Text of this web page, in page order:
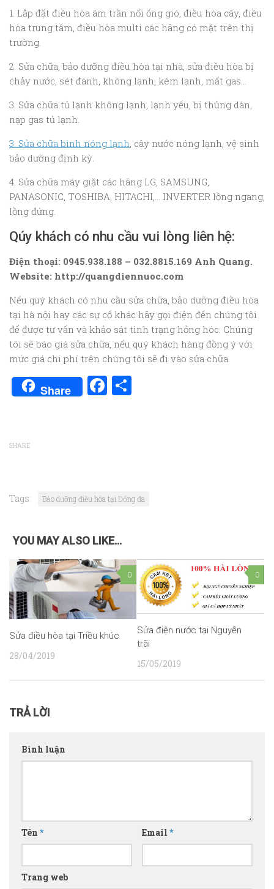
1. Lắp đặt điều hòa âm trần nối ống gió, điều hòa cây, điều
hòa trung tâm, điều hòa multi các hãng có mặt trên thị
trường.
2. Sửa chữa, bảo dưỡng điều hòa tại nhà, sửa điều hòa bị
chảy nước, sét đánh, không lạnh, kém lạnh, mất gas…
3. Sửa chữa tủ lạnh không lạnh, lạnh yếu, bị thủng dàn,
nạp gas tủ lạnh.
3. Sửa chữa bình nóng lạnh, cây nước nóng lạnh, vệ sinh
bảo dưỡng định kỳ.
4. Sửa chữa máy giặt các hãng LG, SAMSUNG,
PANASONIC, TOSHIBA, HITACHI,… INVERTER lồng ngang,
lồng đứng.
Qúy khách có nhu cầu vui lòng liên hệ:
Điện thoại: 0945.938.188 – 032.8815.169 Anh Quang.
Website: http://quangdiennuoc.com
Nếu quý khách có nhu cầu sửa chữa, bảo dưỡng điều hòa
tại hà nội hay các sự cố khác hãy gọi điện đến chúng tôi
để được tư vấn và khảo sát tình trạng hỏng hóc. Chúng
tôi sẽ báo giá sửa chữa, nếu quý khách hàng đồng ý với
mức giá chi phí trên chúng tôi sẽ đi vào sửa chữa.
Share Facebook
SHARE
Tags: Bảo dưỡng điều hòa tại Đống đa
YOU MAY ALSO LIKE...
0
Sửa điều hòa tại Triều khúc
28/04/2019
0
Sửa điện nước tại Nguyễn
trãi
15/05/2019
TRẢ LỜI
Bình luận
Tên * Email *
Trang web